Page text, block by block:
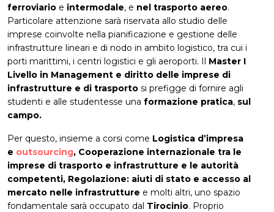
ferroviario e intermodale, e nel trasporto aereo.
Particolare attenzione sarà riservata allo studio delle
imprese coinvolte nella pianificazione e gestione delle
infrastrutture lineari e di nodo in ambito logistico, tra cui i
porti marittimi, i centri logistici e gli aeroporti. Il Master I
Livello in Management e diritto delle imprese di
infrastrutture e di trasporto si prefigge di fornire agli
studenti e alle studentesse una formazione pratica, sul
campo.
Per questo, insieme a corsi come Logistica d’impresa
e outsourcing, Cooperazione internazionale tra le
imprese di trasporto e infrastrutture e le autorità
competenti, Regolazione: aiuti di stato e accesso al
mercato nelle infrastrutture e molti altri, uno spazio
fondamentale sarà occupato dal Tirocinio. Proprio